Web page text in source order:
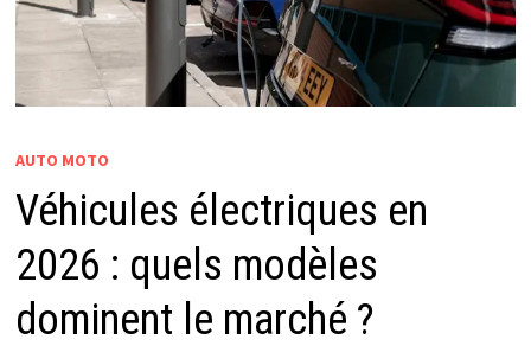
AUTO MOTO
Véhicules électriques en
2026 : quels modèles
dominent le marché ?